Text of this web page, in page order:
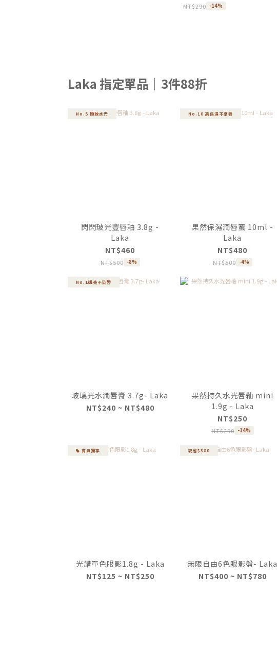
NT$290 -14%
Laka 指定單品｜3件88折
No.5 極致水光
閃閃玻光豐唇釉 3.8g -
Laka
NT$460
NT$500 -8%
No.10 高保濕不染唇
果然保濕潤唇蜜 10ml -
Laka
NT$480
NT$500 -4%
No.1透亮不染唇
玻璃光水潤唇膏 3.7g- Laka
NT$240 ~ NT$480
果然持久水光唇釉 mini
1.9g - Laka
NT$250
NT$290 -14%
會員獨享
光譜單色眼影1.8g - Laka
NT$125 ~ NT$250
現省$380
無限自由6色眼影盤- Laka
NT$400 ~ NT$780